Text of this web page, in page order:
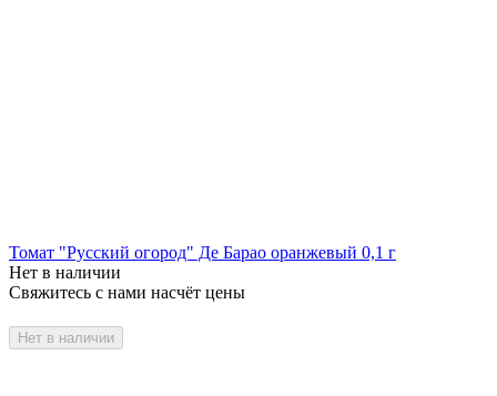
Томат "Русский огород" Де Барао оранжевый 0,1 г
Нет в наличии
Свяжитесь с нами насчёт цены
Нет в наличии